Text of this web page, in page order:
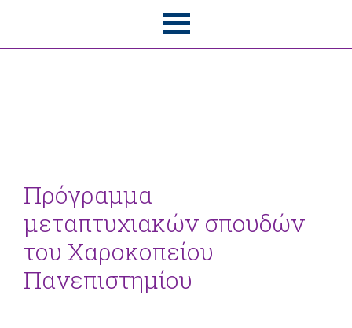
Πρόγραμμα
μεταπτυχιακών σπουδών
του Χαροκοπείου
Πανεπιστημίου